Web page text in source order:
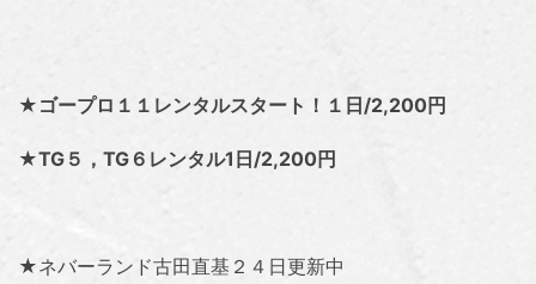
★ゴープロ１１レンタルスタート！１日/2,200円
★TG５，TG６レンタル1日/2,200円
★ネバーランド古田直基２４日更新中